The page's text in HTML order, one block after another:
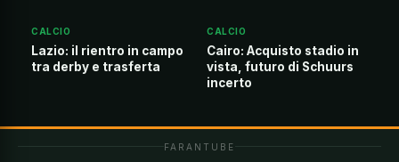
CALCIO
Lazio: il rientro in campo
tra derby e trasferta
CALCIO
Cairo: Acquisto stadio in
vista, futuro di Schuurs
incerto
FARANTUBE